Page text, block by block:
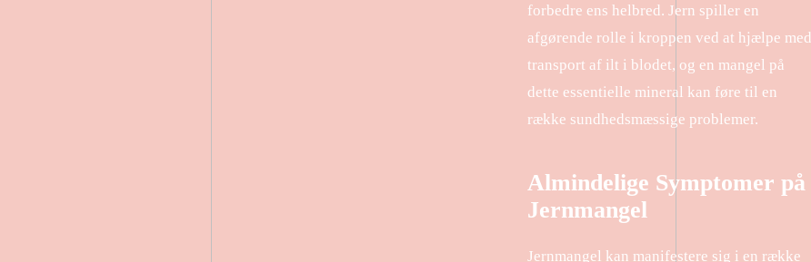
forbedre ens helbred. Jern spiller en
afgørende rolle i kroppen ved at hjælpe med
transport af ilt i blodet, og en mangel på
dette essentielle mineral kan føre til en
række sundhedsmæssige problemer.
Almindelige Symptomer på
Jernmangel
Jernmangel kan manifestere sig i en række